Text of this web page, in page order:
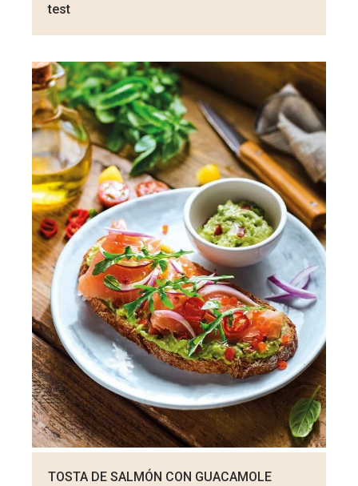
test
TOSTA DE SALMÓN CON GUACAMOLE